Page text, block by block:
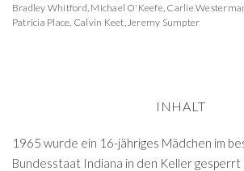
Bradley Whitford, Michael O'Keefe, Carlie
Patricia Place, Calvin Keet,Jeremy Sumpter
INHALT
1965 wurde ein 16-jähriges Mädchen im
Bundesstaat Indiana in den Keller gesperrt